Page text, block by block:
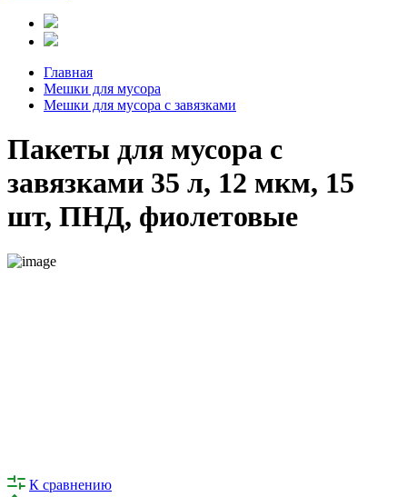
Главная
Мешки для мусора
Мешки для мусора с завязками
Пакеты для мусора с
завязками 35 л, 12 мкм, 15
шт, ПНД, фиолетовые
К сравнению